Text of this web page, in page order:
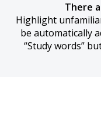
There
Highlight
be automatically
“Study words”